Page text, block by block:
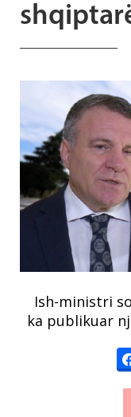
Ish-ministri
ka publikuar